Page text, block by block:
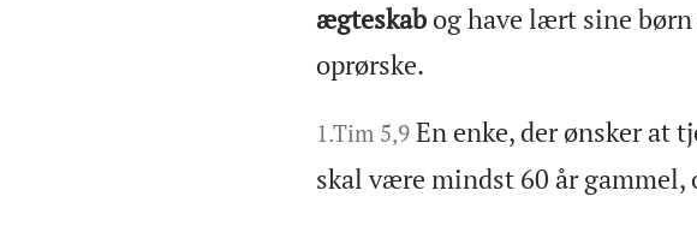
ægteskabog have lært sine børn
oprørske.
1.Tim 5,9 En enke, der ønsker at
skal være mindst 60 år